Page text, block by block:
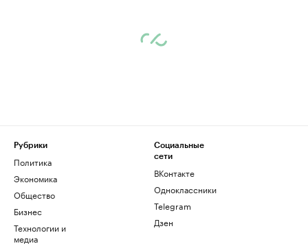
Рубрики
Политика
Экономика
Общество
Бизнес
Технологии и
медиа
Социальные
сети
ВКонтакте
Одноклассники
Telegram
Дзен